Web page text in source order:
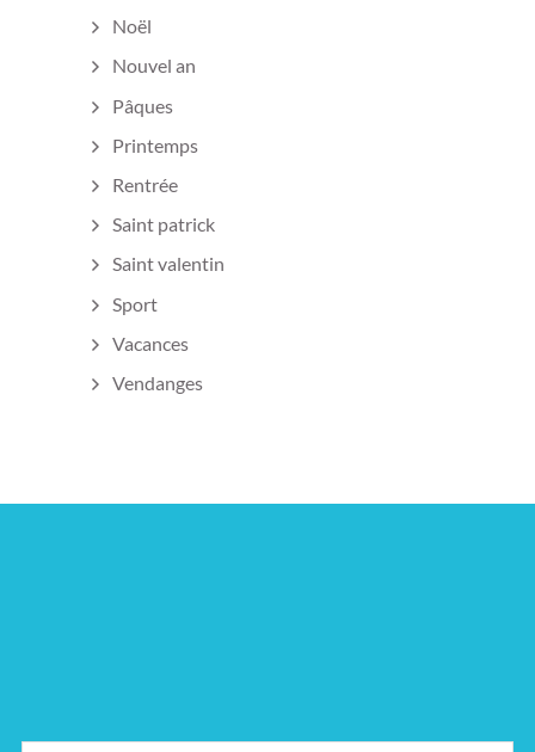
Noël
Nouvel an
Pâques
Printemps
Rentrée
Saint patrick
Saint valentin
Sport
Vacances
Vendanges